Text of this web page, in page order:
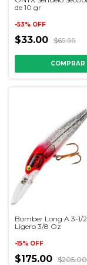
de 10 gr
-53% OFF
$33.00 $69.99
COMPRAR
Bomber Long A 3-1/
Ligero 3/8 Oz
-15% OFF
$175.00 $205.00